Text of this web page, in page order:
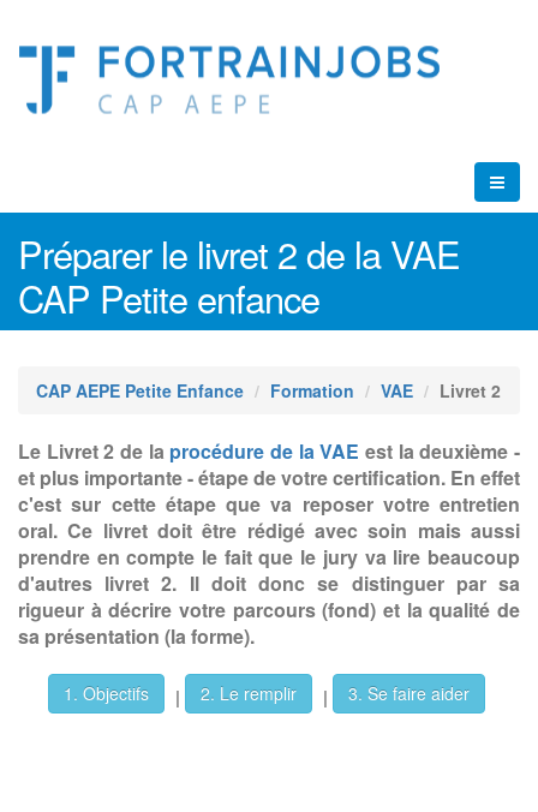
Préparer le livret 2 de la VAE
CAP Petite enfance
CAP AEPE Petite Enfance Formation VAE Livret 2
Le Livret 2 de la procédure de la VAEest la deuxième -
et plus importante - étape de votre certification. En effet
c'est sur cette étape que va reposer votre entretien
oral. Ce livret doit être rédigé avec soin mais aussi
prendre en compte le fait que le jury va lire beaucoup
d'autres livret 2. Il doit donc se distinguer par sa
rigueur à décrire votre parcours (fond) et la qualité de
sa présentation (la forme).
1. Objectifs | 2. Le remplir | 3. Se faire aider